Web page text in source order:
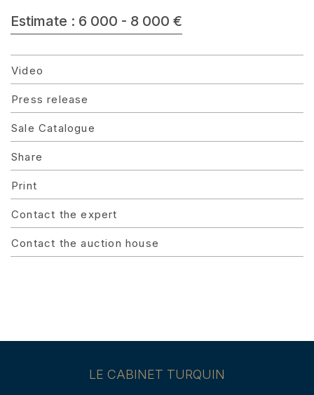
Estimate : 6 000 - 8 000 €
Video
Press release
Sale Catalogue
Share
Print
Contact the expert
Contact the auction house
LE CABINET TURQUIN